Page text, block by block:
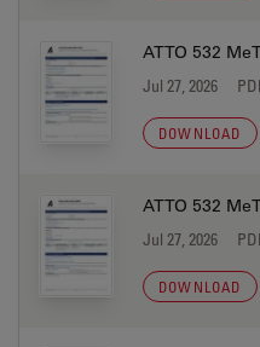
ATTO 532
Jul 27, 2026
DOWNLOAD
ATTO 532
Jul 27, 2026
DOWNLOAD